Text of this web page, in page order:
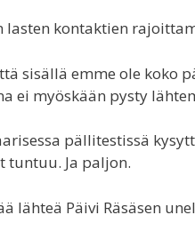
kontaktien
sisällä emme ole koko
ei myöskään pysty
pällitestissä
tuntuu. Ja paljon.
lähteä Päivi Räsäsen